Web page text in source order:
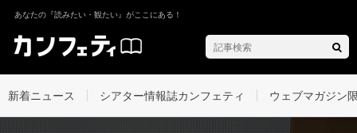
あなたの『読みたい・観たい』がここにある！
新着ニュース シアター情報誌カンフェティ ウェブマガジン